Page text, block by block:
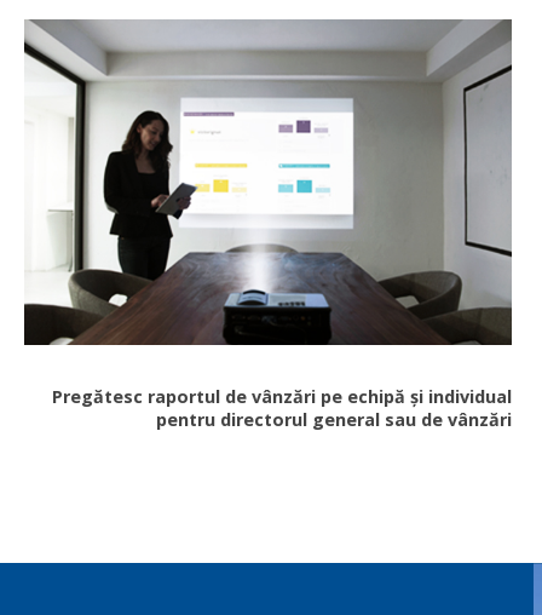
Pregătesc raportul de vânzări pe echipă și individual
pentru directorul general sau de vânzări